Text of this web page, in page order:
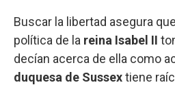
Buscar la libertad asegura
política de la reina Isabel II
decían acerca de ella como
duquesa de Sussextiene